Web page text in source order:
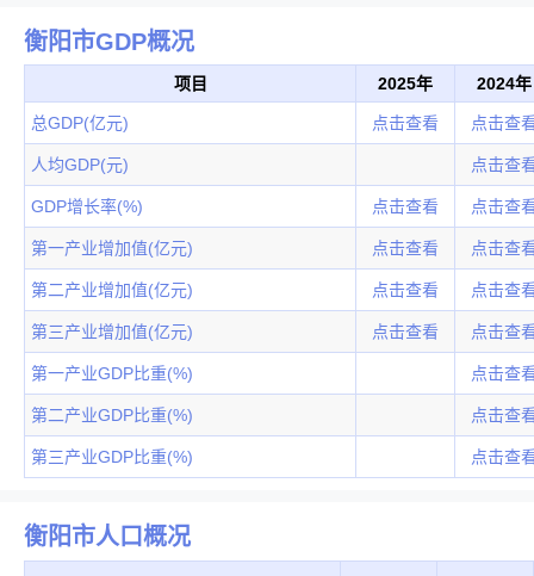
衡阳市GDP概况
项目 2025年 2024年
总GDP(亿元) 点击查看 点击查
人均GDP(元) 点击查
GDP增长率(%) 点击查看 点击查
第一产业增加值(亿元) 点击查看 点击查
第二产业增加值(亿元) 点击查看 点击查
第三产业增加值(亿元) 点击查看 点击查
第一产业GDP比重(%) 点击查
第二产业GDP比重(%) 点击查
第三产业GDP比重(%) 点击查
衡阳市人口概况